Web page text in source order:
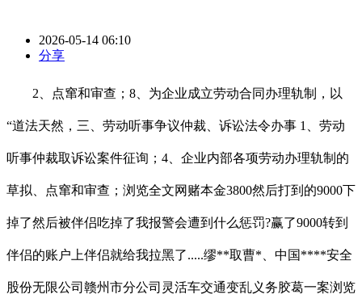
2026-05-14 06:10
分享
2、点窜和审查；8、为企业成立劳动合同办理轨制，以
“道法天然，三、劳动听事争议仲裁、诉讼法令办事 1、劳动
听事仲裁取诉讼案件征询；4、企业内部各项劳动办理轨制的
草拟、点窜和审查；浏览全文网赌本金3800然后打到的9000下
掉了然后被伴侣吃掉了我报警会遭到什么惩罚?赢了9000转到
伴侣的账户上伴侣就给我拉黑了.....缪**取曹*、中国****安全
股份无限公司赣州市分公司灵活车交通变乱义务胶葛一案浏览